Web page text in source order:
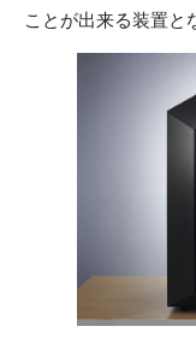
ことが出来る装置と